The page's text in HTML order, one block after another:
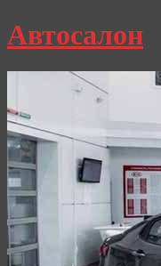
Автосалон